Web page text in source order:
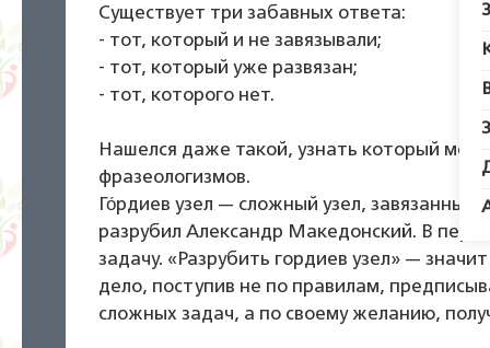
Существует три забавных ответа:
- тот, который и не завязывали;
- тот, который уже развязан;
- тот, которого нет.
Нашелся даже такой, узнать который
фразеологизмов.
Го́рдиев узел — сложный узел,
разрубил Александр Македонский. В
задачу. «Разрубить гордиев узел» —
дело, поступив не по правилам,
сложных задач, а по своему желанию,